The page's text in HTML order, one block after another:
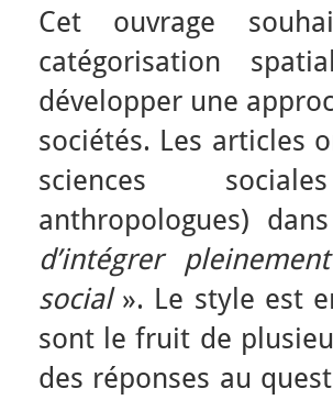
Cet ouvrage
catégorisation
développer une
sociétés. Les articles
sciences
anthropologues)
d’intégrer
social». Le style est
sont le fruit de
des réponses au